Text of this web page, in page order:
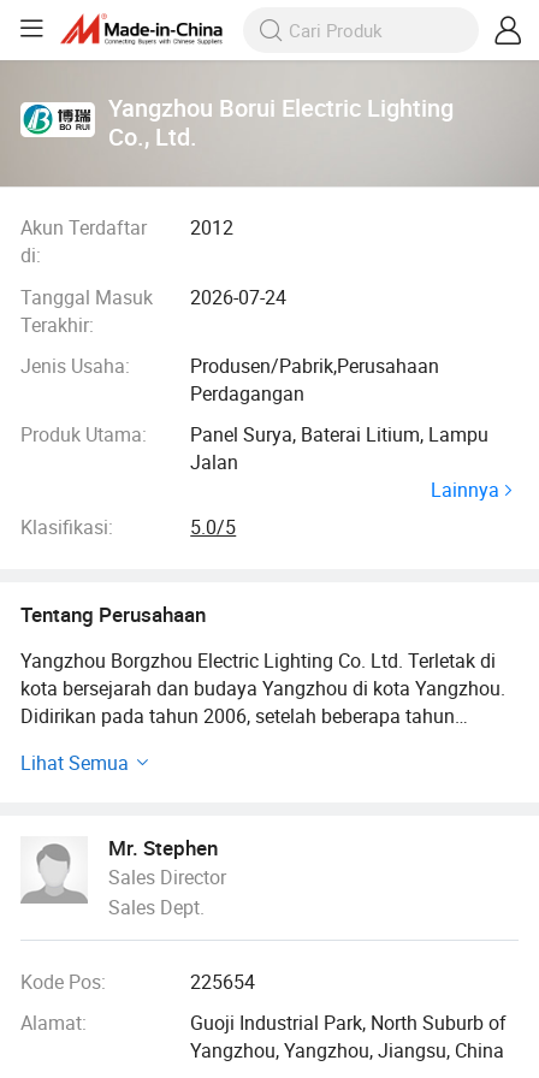
Yangzhou Borui Electric Lighting
Co., Ltd.
Akun Terdaftar
di:
2012
Tanggal Masuk
Terakhir:
2026-07-24
Jenis Usaha:
Produsen/Pabrik,Perusahaan
Perdagangan
Produk Utama:
Panel Surya, Baterai Litium, Lampu
Jalan
Lainnya
Klasifikasi:
5.0/5
Tentang Perusahaan
Yangzhou Borgzhou Electric Lighting Co. Ltd. Terletak di
kota bersejarah dan budaya Yangzhou di kota Yangzhou.
Didirikan pada tahun 2006, setelah beberapa tahun
tata cara teknik perkotaan di dalam negeri, pencahayaan
satu kelompok perusahaan yang komprehensif.
Perusahaan grup ini memiliki tiga perusahaan: Jiangsu
lithium power supply Co., Ltd. Produsen utama baterai
surya, unit komunikasi, unit tenaga listrik bergerak, produk
elektronik, peralatan listrik, sepeda listrik dan industri
Lihat Semua
Mr. Stephen
Sales Director
Sales Dept.
Kode Pos:
225654
Alamat:
Guoji Industrial Park, North Suburb of
Yangzhou, Yangzhou, Jiangsu, China